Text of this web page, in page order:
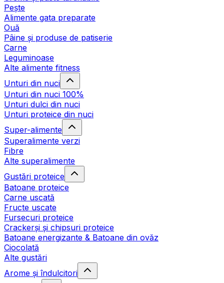
Pește
Alimente gata preparate
Ouă
Pâine și produse de patiserie
Carne
Leguminoase
Alte alimente fitness
Unturi din nuci
Unturi din nuci 100%
Unturi dulci din nuci
Unturi proteice din nuci
Super-alimente
Superalimente verzi
Fibre
Alte superalimente
Gustări proteice
Batoane proteice
Carne uscată
Fructe uscate
Fursecuri proteice
Crackerși și chipsuri proteice
Batoane energizante & Batoane din ovăz
Ciocolată
Alte gustări
Arome și îndulcitori